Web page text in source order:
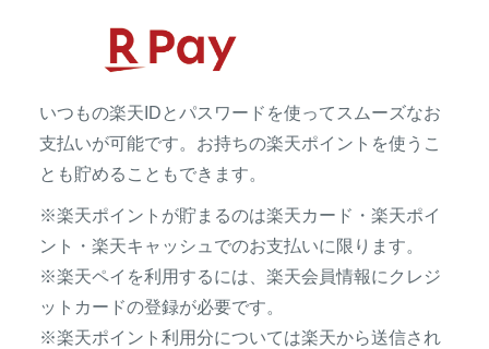
いつもの楽天IDとパスワードを使ってスムーズなお
支払いが可能です。お持ちの楽天ポイントを使うこ
とも貯めることもできます。
※楽天ポイントが貯まるのは楽天カード・楽天ポイ
ント・楽天キャッシュでのお支払いに限ります。
※楽天ペイを利用するには、楽天会員情報にクレジ
ットカードの登録が必要です。
※楽天ポイント利用分については楽天から送信され